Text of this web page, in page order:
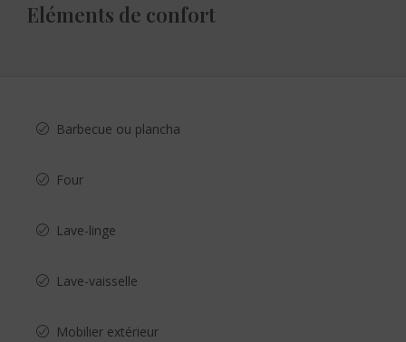
Eléments de confort
Barbecue ou plancha
Four
Lave-linge
Lave-vaisselle
Mobilier extérieur